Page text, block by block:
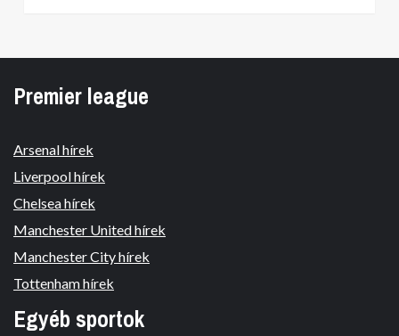
Premier league
Arsenal hírek
Liverpool hírek
Chelsea hírek
Manchester United hírek
Manchester City hírek
Tottenham hírek
Egyéb sportok